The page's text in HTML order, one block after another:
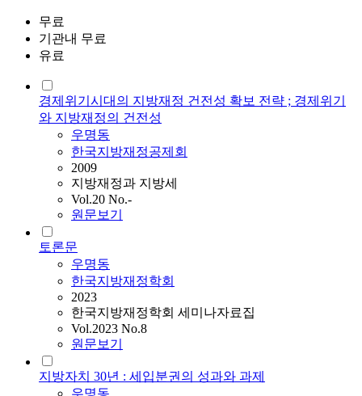
무료
기관내 무료
유료
경제위기시대의 지방재정 건전성 확보 전략 ; 경제위기
와 지방재정의 건전성
우명동
한국지방재정공제회
2009
지방재정과 지방세
Vol.20 No.-
원문보기
토론문
우명동
한국지방재정학회
2023
한국지방재정학회 세미나자료집
Vol.2023 No.8
원문보기
지방자치 30년 : 세입분권의 성과와 과제